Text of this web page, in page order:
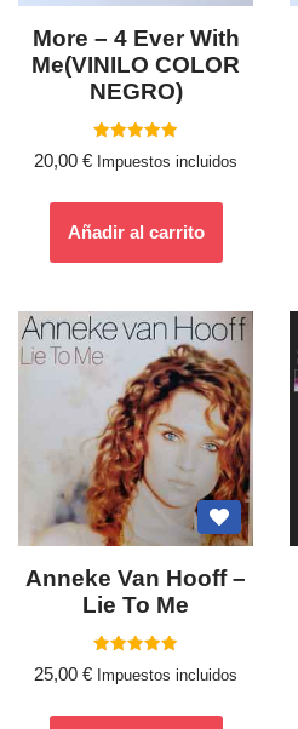
More – 4 Ever With
Me(VINILO COLOR
NEGRO)
con
20,00 € Impuestos incluidos
Añadir al carrito
Anneke Van Hooff ‎–
Lie To Me
con
25,00 € Impuestos incluidos